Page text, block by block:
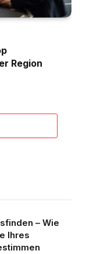
Region
– Wie
Ihres